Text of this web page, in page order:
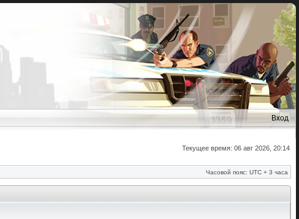
Вход
Текущее время: 06 авг 2026, 20:14
Часовой пояс: UTC + 3 часа